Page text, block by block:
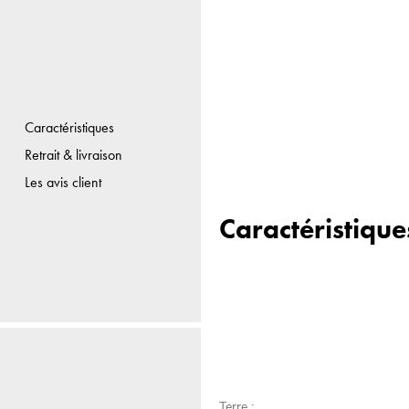
Caractéristiques
Retrait & livraison
Les avis client